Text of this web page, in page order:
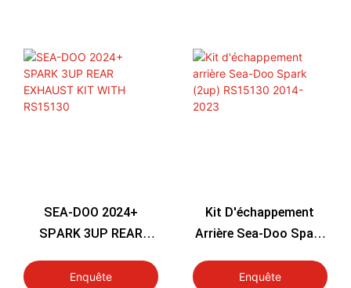
SEA-DOO 2024+
SPARK 3UP REAR
RS15130
Enquête
Kit D'échappement
Arrière Sea-Doo Spark
2023
Enquête